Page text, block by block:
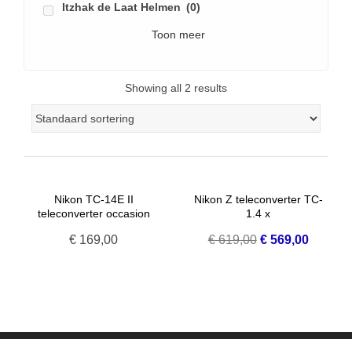
Itzhak de Laat Helmen (0)
Toon meer
Showing all 2 results
Nikon TC-14E II
teleconverter occasion
€ 169,00
Nikon Z teleconverter TC-
1.4 x
€619,00 Oorspronkelijke
€569,00Huidige